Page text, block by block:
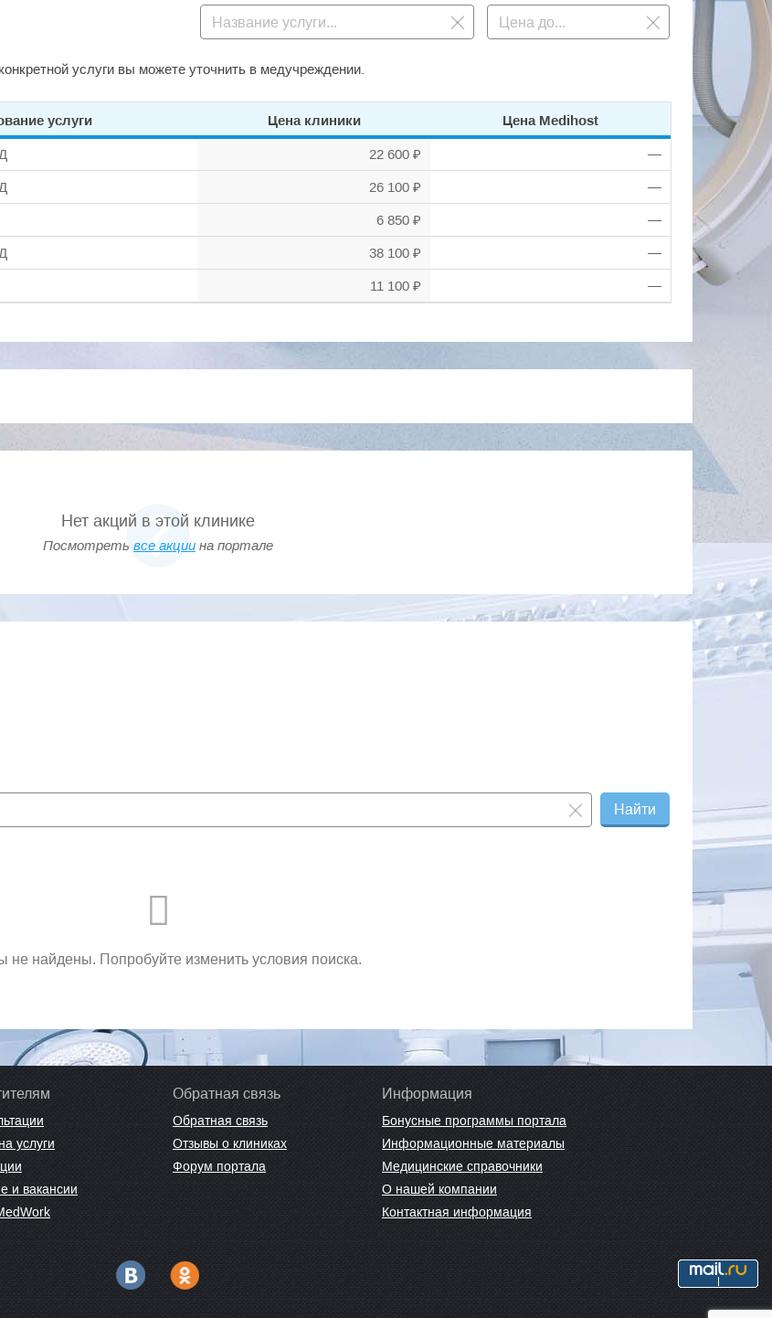
услуги вы можете уточнить в медучреждении.
услуги Цена клиники Цена Medihost
22 600 ₽ —
26 100 ₽ —
6 850 ₽ —
38 100 ₽ —
11 100 ₽ —
Нет акций в этой клинике
Посмотреть все акции на портале
Найти
не найдены. Попробуйте изменить условия поиска.
услуги
и вакансии
Обратная связь
Обратная связь
Отзывы о клиниках
Форум портала
Информация
Бонусные программы портала
Информационные материалы
Медицинские справочники
О нашей компании
Контактная информация